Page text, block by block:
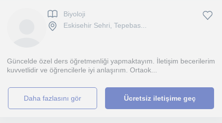
Biyoloji
Eskisehir Sehri, Tepebas...
Güncelde özel ders öğretmenliği yapmaktayım. İletişim becerilerim
kuvvetlidir ve öğrencilerle iyi anlaşırım. Ortaok...
daha fazlasını gör Ücretsiz iletişime geç